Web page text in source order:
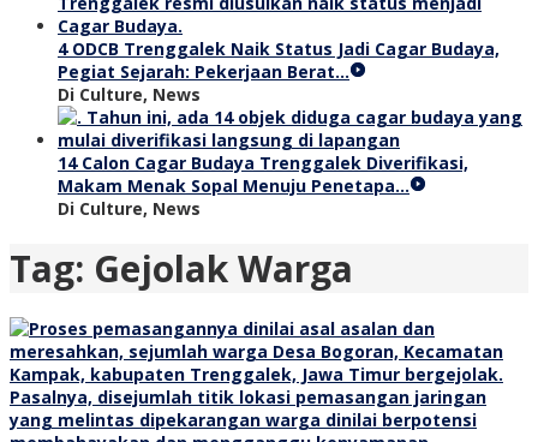
4 ODCB Trenggalek Naik Status Jadi Cagar Budaya,
Pegiat Sejarah: Pekerjaan Berat…
Di Culture, News
14 Calon Cagar Budaya Trenggalek Diverifikasi,
Makam Menak Sopal Menuju Penetapa…
Di Culture, News
Tag: Gejolak Warga